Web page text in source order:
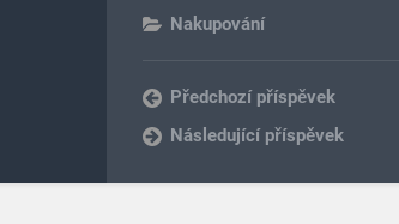
Nakupování
Předchozí příspěvek
Následující příspěvek